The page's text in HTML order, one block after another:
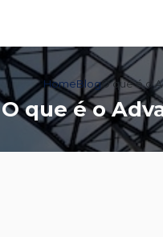
HomeBlogO que é o
O que é o